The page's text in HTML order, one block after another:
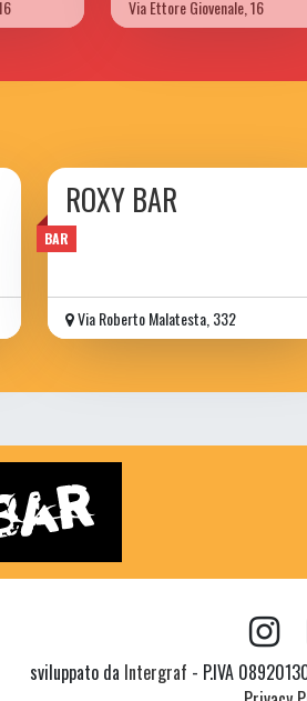
Via Ettore Giovenale, 16
BAR
ROXY BAR
Via Roberto Malatesta, 332
sviluppato da Intergraf - P.IVA